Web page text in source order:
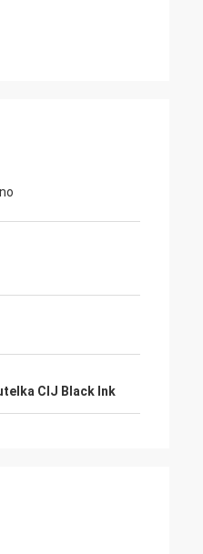
CIJ Black Ink